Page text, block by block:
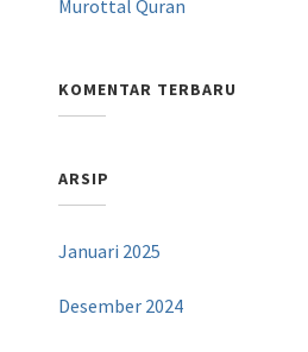
Murottal Quran
KOMENTAR TERBARU
ARSIP
Januari 2025
Desember 2024